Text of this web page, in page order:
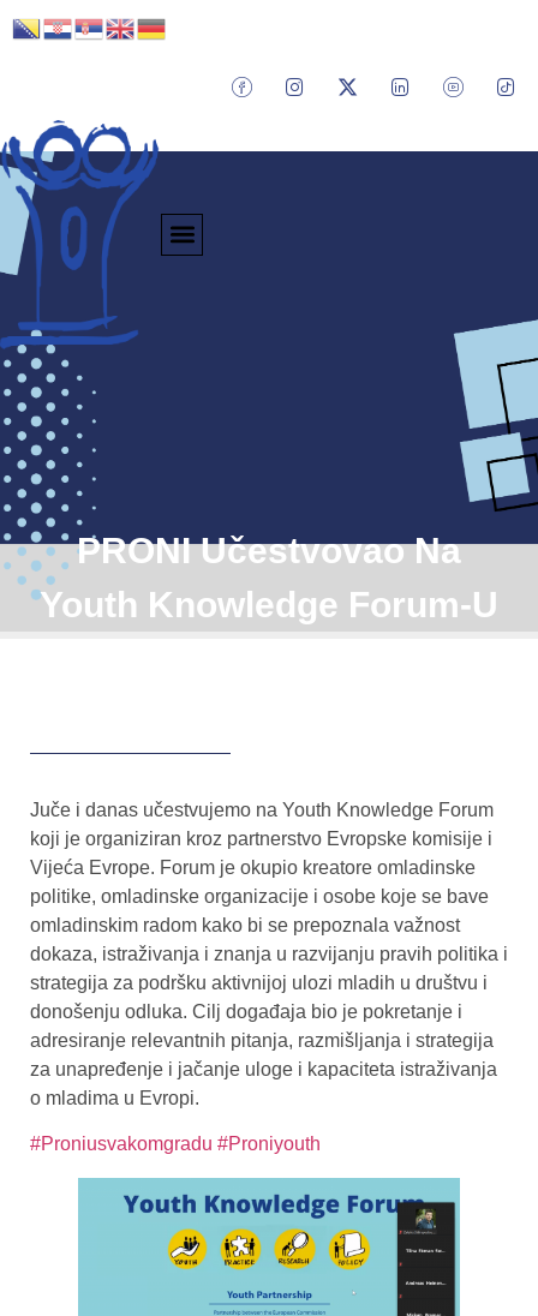
PRONI Učestvovao Na
Youth Knowledge Forum-U
Juče i danas učestvujemo na Youth Knowledge Forum
koji je organiziran kroz partnerstvo Evropske komisije i
Vijeća Evrope. Forum je okupio kreatore omladinske
politike, omladinske organizacije i osobe koje se bave
omladinskim radom kako bi se prepoznala važnost
dokaza, istraživanja i znanja u razvijanju pravih politika i
strategija za podršku aktivnijoj ulozi mladih u društvu i
donošenju odluka. Cilj događaja bio je pokretanje i
adresiranje relevantnih pitanja, razmišljanja i strategija
za unapređenje i jačanje uloge i kapaciteta istraživanja
o mladima u Evropi.
#Proniusvakomgradu #Proniyouth